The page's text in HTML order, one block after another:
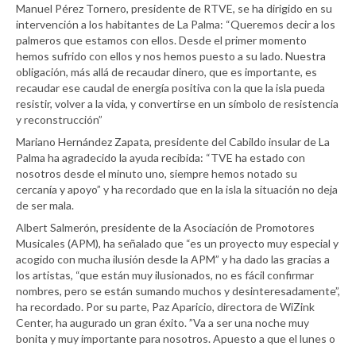
Manuel Pérez Tornero, presidente de RTVE, se ha dirigido en su
intervención a los habitantes de La Palma: “Queremos decir a los
palmeros que estamos con ellos. Desde el primer momento
hemos sufrido con ellos y nos hemos puesto a su lado. Nuestra
obligación, más allá de recaudar dinero, que es importante, es
recaudar ese caudal de energía positiva con la que la isla pueda
resistir, volver a la vida, y convertirse en un símbolo de resistencia
y reconstrucción”
Mariano Hernández Zapata, presidente del Cabildo insular de La
Palma ha agradecido la ayuda recibida: “TVE ha estado con
nosotros desde el minuto uno, siempre hemos notado su
cercanía y apoyo” y ha recordado que en la isla la situación no deja
de ser mala.
Albert Salmerón, presidente de la Asociación de Promotores
Musicales (APM), ha señalado que “es un proyecto muy especial y
acogido con mucha ilusión desde la APM” y ha dado las gracias a
los artistas, “que están muy ilusionados, no es fácil confirmar
nombres, pero se están sumando muchos y desinteresadamente”,
ha recordado. Por su parte, Paz Aparicio, directora de WiZink
Center, ha augurado un gran éxito. ”Va a ser una noche muy
bonita y muy importante para nosotros. Apuesto a que el lunes o